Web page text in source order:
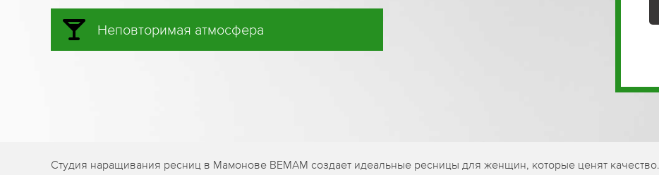
Неповторимая атмосфера
Студия наращивания ресниц в Мамонове BEMAM создает идеальные ресницы для женщин, которые ценят качество.